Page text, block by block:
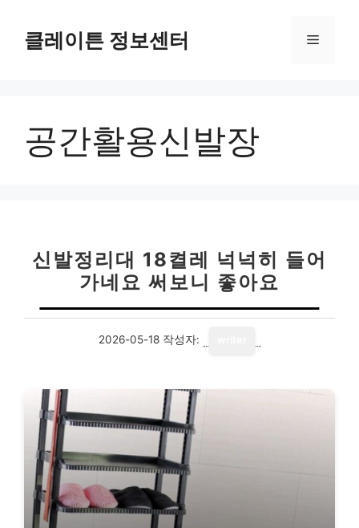
클레이튼 정보센터 메
공간활용신발장
신발정리대 18켤레 넉넉히 들어
가네요 써보니 좋아요
2026-05-18 작성자: